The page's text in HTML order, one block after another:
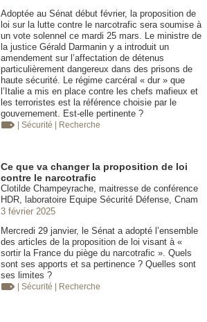
Adoptée au Sénat début février, la proposition de
loi sur la lutte contre le narcotrafic sera soumise à
un vote solennel ce mardi 25 mars. Le ministre de
la justice Gérald Darmanin y a introduit un
amendement sur l’affectation de détenus
particulièrement dangereux dans des prisons de
haute sécurité. Le régime carcéral « dur » que
l’Italie a mis en place contre les chefs mafieux et
les terroristes est la référence choisie par le
gouvernement. Est-elle pertinente ?
| Sécurité | Recherche
Ce que va changer la proposition de loi
contre le narcotrafic
Clotilde Champeyrache, maitresse de conférence
HDR, laboratoire Equipe Sécurité Défense, Cnam
3 février 2025
Mercredi 29 janvier, le Sénat a adopté l’ensemble
des articles de la proposition de loi visant à «
sortir la France du piège du narcotrafic ». Quels
sont ses apports et sa pertinence ? Quelles sont
ses limites ?
| Sécurité | Recherche